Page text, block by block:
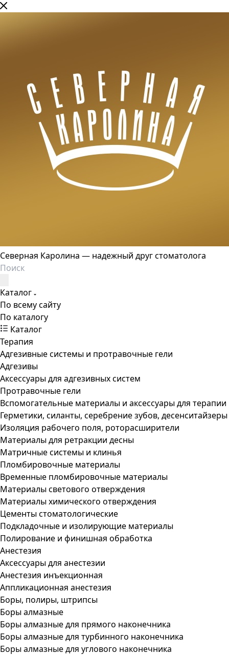
Северная Каролина — надежный друг стоматолога
Каталог
По всему сайту
По каталогу
Каталог
Терапия
Адгезивные системы и протравочные гели
Адгезивы
Аксессуары для адгезивных систем
Протравочные гели
Вспомогательные материалы и аксессуары для терапии
Герметики, силанты, серебрение зубов, десенситайзеры
Изоляция рабочего поля, роторасширители
Материалы для ретракции десны
Матричные системы и клинья
Пломбировочные материалы
Временные пломбировочные материалы
Материалы светового отверждения
Материалы химического отверждения
Цементы стоматологические
Подкладочные и изолирующие материалы
Полирование и финишная обработка
Анестезия
Аксессуары для анестезии
Анестезия инъекционная
Аппликационная анестезия
Боры, полиры, штрипсы
Боры алмазные
Боры алмазные для прямого наконечника
Боры алмазные для турбинного наконечника
Боры алмазные для углового наконечника